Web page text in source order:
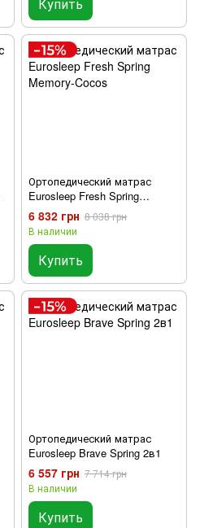
Ортопедический матрас
Eurosleep Fresh Spring
Memory-Cocos
6 832 грн 8 038 грн
В наличии
Купить
Ортопедический матрас
Eurosleep Brave Spring 2в1
6 557 грн 7 714 грн
В наличии
Купить